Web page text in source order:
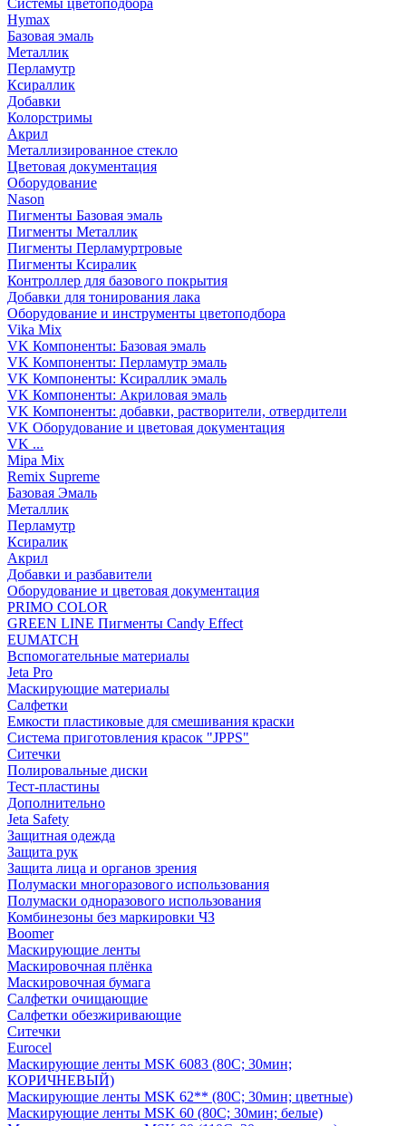
Системы цветоподбора
Hymax
Базовая эмаль
Металлик
Перламутр
Ксираллик
Добавки
Колорстримы
Акрил
Металлизированное стекло
Цветовая документация
Оборудование
Nason
Пигменты Базовая эмаль
Пигменты Металлик
Пигменты Перламуртровые
Пигменты Ксиралик
Контроллер для базового покрытия
Добавки для тонирования лака
Оборудование и инструменты цветоподбора
Vika Mix
VK Компоненты: Базовая эмаль
VK Компоненты: Перламутр эмаль
VK Компоненты: Ксираллик эмаль
VK Компоненты: Акриловая эмаль
VK Компоненты: добавки, растворители, отвердители
VK Оборудование и цветовая документация
VK ...
Mipa Mix
Remix Supreme
Базовая Эмаль
Металлик
Перламутр
Ксиралик
Акрил
Добавки и разбавители
Оборудование и цветовая документация
PRIMO COLOR
GREEN LINE Пигменты Candy Effect
EUMATCH
Вспомогательные материалы
Jeta Pro
Маскирующие материалы
Салфетки
Емкости пластиковые для смешивания краски
Система приготовления красок "JPPS"
Ситечки
Полировальные диски
Тест-пластины
Дополнительно
Jeta Safety
Защитная одежда
Защита рук
Защита лица и органов зрения
Полумаски многоразового использования
Полумаски одноразового использования
Комбинезоны без маркировки ЧЗ
Boomer
Маскирующие ленты
Маскировочная плёнка
Маскировочная бумага
Салфетки очищающие
Салфетки обезжиривающие
Ситечки
Euroсel
Маскирующие ленты MSK 6083 (80С; 30мин;
КОРИЧНЕВЫЙ)
Маскирующие ленты MSK 62** (80С; 30мин; цветные)
Маскирующие ленты MSK 60 (80С; 30мин; белые)